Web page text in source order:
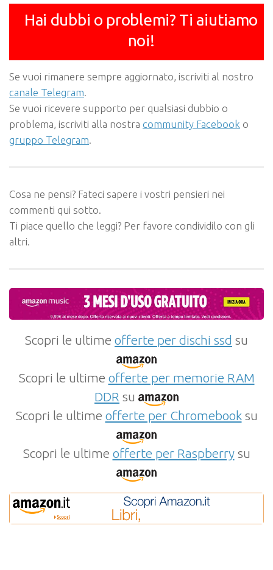
Hai dubbi o problemi? Ti aiutiamo
noi!
Se vuoi rimanere sempre aggiornato, iscriviti al nostro
canale Telegram.
Se vuoi ricevere supporto per qualsiasi dubbio o
problema, iscriviti alla nostra community Facebook o
gruppo Telegram.
Cosa ne pensi? Fateci sapere i vostri pensieri nei
commenti qui sotto.
Ti piace quello che leggi? Per favore condividilo con gli
altri.
Scopri le ultime offerte per dischi ssd su
Scopri le ultime offerte per memorie RAM
DDR su
Scopri le ultime offerte per Chromebooksu
Scopri le ultime offerte per Raspberrysu